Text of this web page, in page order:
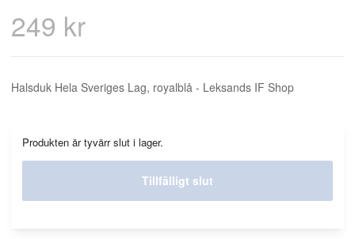
249 kr
Halsduk Hela Sveriges Lag, royalblå - Leksands IF Shop
Produkten är tyvärr slut i lager.
Tillfälligt slut